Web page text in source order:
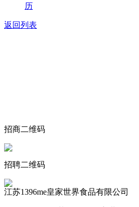
历
返回列表
招商二维码
招聘二维码
江苏1396me皇家世界食品有限公司